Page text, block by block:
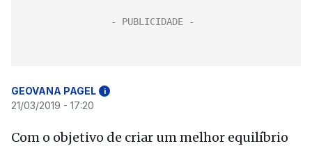
GEOVANA PAGEL i
21/03/2019 - 17:20
Com o objetivo de criar um melhor equilíbrio